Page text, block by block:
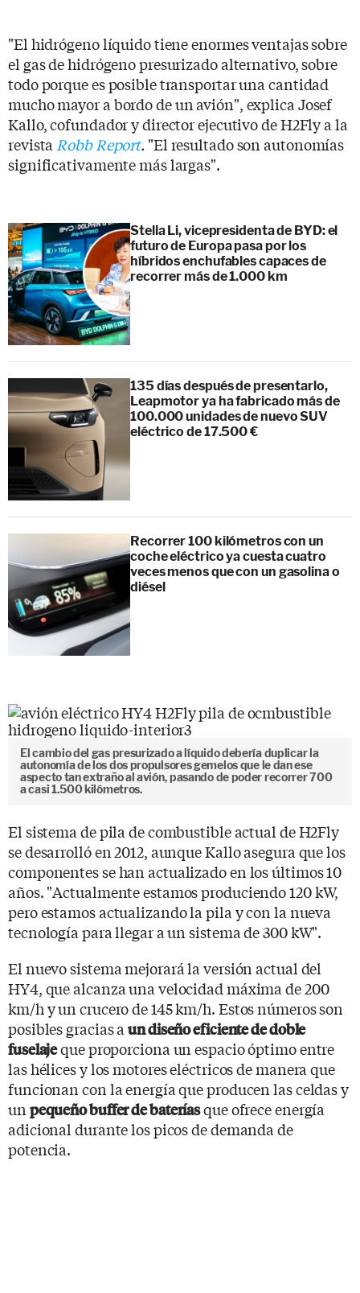
"El hidrógeno líquido tiene enormes ventajas sobre
el gas de hidrógeno presurizado alternativo, sobre
todo porque es posible transportar una cantidad
mucho mayor a bordo de un avión", explica Josef
Kallo, cofundador y director ejecutivo de H2Fly a la
revista Robb Report."El resultado son autonomías
significativamente más largas".
Stella Li, vicepresidenta de BYD: el
futuro de Europa pasa por los
híbridos enchufables capaces de
recorrer más de 1.000 km
135 días después de presentarlo,
Leapmotor ya ha fabricado más de
100.000 unidades de nuevo SUV
eléctrico de 17.500 €
Recorrer 100 kilómetros con un
coche eléctrico ya cuesta cuatro
veces menos que con un gasolina o
diésel
El cambio del gas presurizado a líquido debería duplicar la
autonomía de los dos propulsores gemelos que le dan ese
aspecto tan extraño al avión, pasando de poder recorrer 700
a casi 1.500 kilómetros.
El sistema de pila de combustible actual de H2Fly
se desarrolló en 2012, aunque Kallo asegura que los
componentes se han actualizado en los últimos 10
años. "Actualmente estamos produciendo 120 kW,
pero estamos actualizando la pila y con la nueva
tecnología para llegar a un sistema de 300 kW".
El nuevo sistema mejorará la versión actual del
HY4, que alcanza una velocidad máxima de 200
km/h y un crucero de 145 km/h. Estos números son
posibles gracias aun diseño eficiente de doble
fuselajeque proporciona un espacio óptimo entre
las hélices y los motores eléctricos de manera que
funcionan con la energía que producen las celdas y
un pequeño buffer de bateríasque ofrece energía
adicional durante los picos de demanda de
potencia.